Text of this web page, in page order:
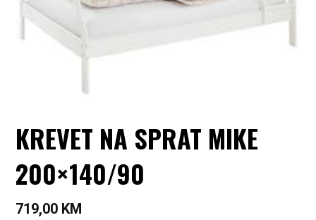
KREVET NA SPRAT MIKE
200×140/90
719,00 KM